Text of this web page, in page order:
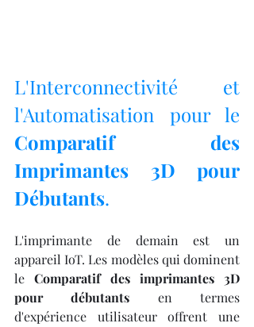
L'Interconnectivité et
Comparatif des
Imprimantes 3D pour
Débutants.
L'imprimante de demain est un
appareil IoT. Les modèles qui dominent
le Comparatif des imprimantes 3D
pour débutants en termes
d'expérience utilisateur offrent une